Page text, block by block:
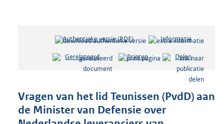
Authentieke versie (PDF)b
s
n
d
s
Informatie
Gerelateerd Printen Delen
Vragen van het lid Teunissen (PvdD) aan
de Minister van Defensie over